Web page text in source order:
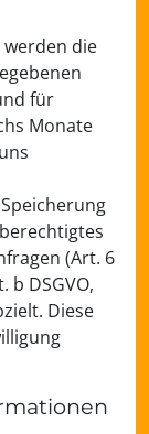
werden die
für
Monate
(Art. 6
b DSGVO,
Diese